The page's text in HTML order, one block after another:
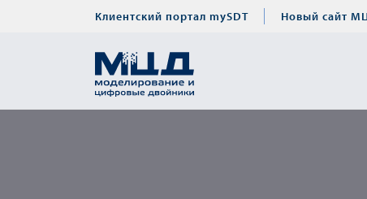
Клиентский портал mySDT Новый сайт